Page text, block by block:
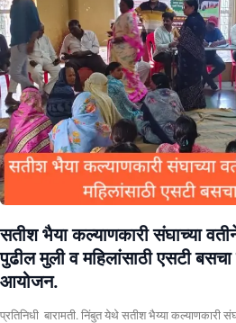
सतीश भैया कल्याणकारी संघाच्या
पुढील मुली व महिलांसाठी एसटी
आयोजन.
प्रतिनिधी बारामती. निंबुत येथे सतीश भैय्या कल्याणकारी संघ